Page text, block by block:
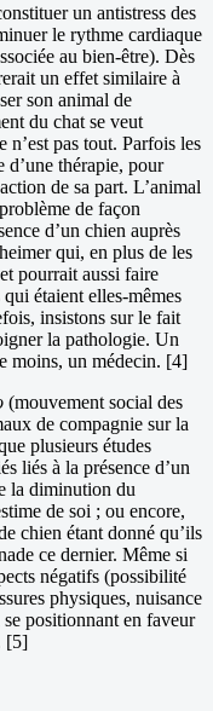
un antistress des
le rythme cardiaque
au bien-être). Dès
un effet similaire à
son animal de
du chat se veut
n’est pas tout. Parfois les
d’une thérapie, pour
de sa part. L’animal
de façon
d’un chien auprès
qui, en plus de les
pourrait aussi faire
étaient elles-mêmes
insistons sur le fait
la pathologie. Un
moins, un médecin. [4]
(mouvement social des
de compagnie sur la
plusieurs études
liés à la présence d’un
la diminution du
de soi ; ou encore,
chien étant donné qu’ils
ce dernier. Même si
négatifs (possibilité
physiques, nuisance
positionnant en faveur
[5]